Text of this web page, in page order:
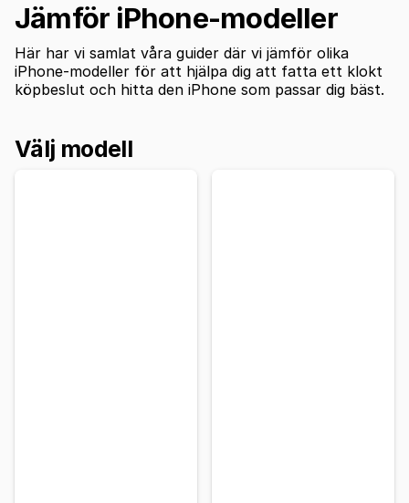
Jämför iPhone-modeller
Här har vi samlat våra guider där vi jämför olika
iPhone-modeller för att hjälpa dig att fatta ett klokt
köpbeslut och hitta den iPhone som passar dig bäst.
Välj modell